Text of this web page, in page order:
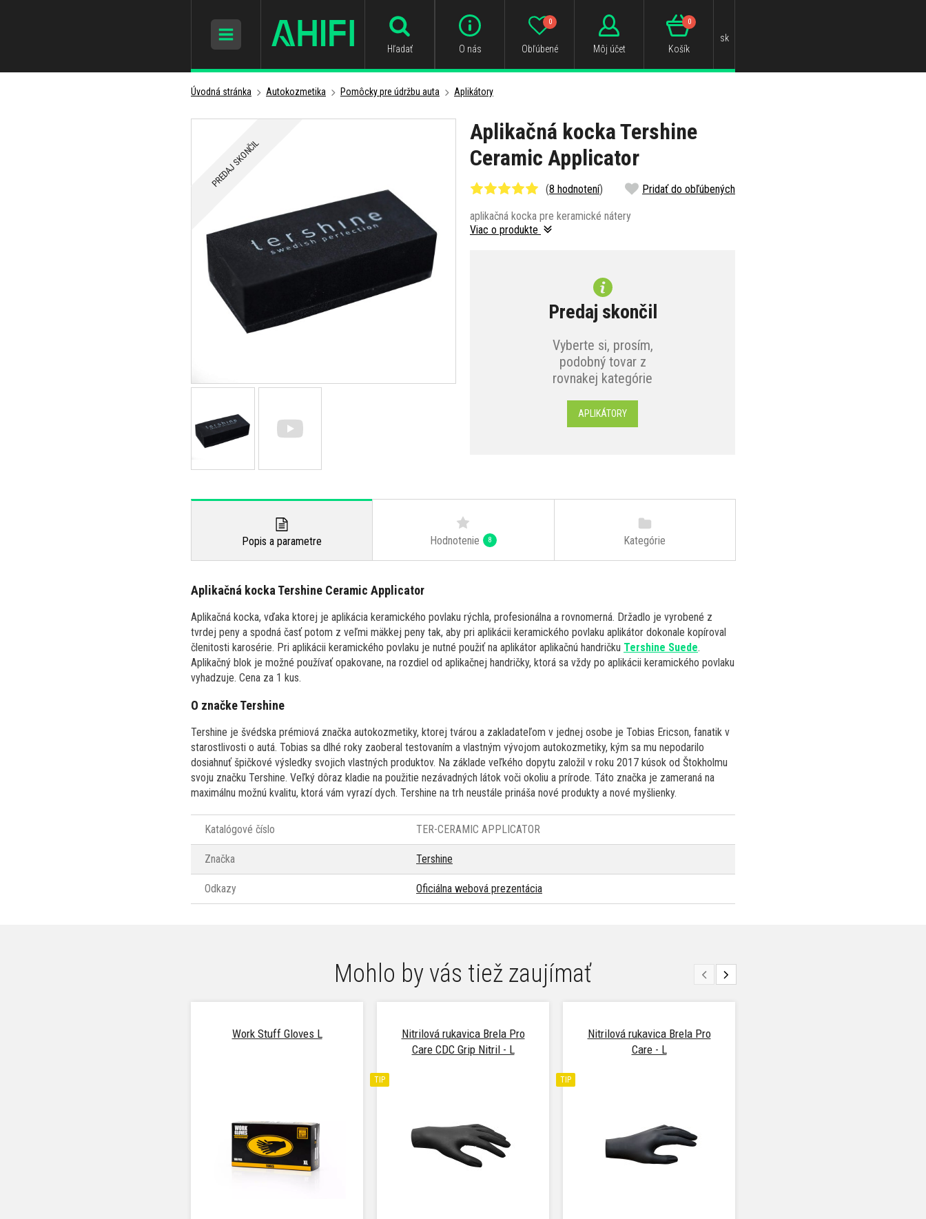
Hľadať O nás Obľúbené
0
Môj účet Košík
0
sk
Úvodná stránka Autokozmetika Pomôcky pre údržbu auta Aplikátory
Aplikačná kocka Tershine
Ceramic Applicator
(8 hodnotení) Pridať do obľúbených
aplikačná kocka pre keramické nátery
Viac o produkte
Predaj skončil
Vyberte si, prosím,
podobný tovar z
rovnakej kategórie
APLIKÁTORY
PREDAJ SKONČIL
Popis a parametre Hodnotenie 8 Kategórie
Aplikačná kocka Tershine Ceramic Applicator
Aplikačná kocka, vďaka ktorej je aplikácia keramického povlaku rýchla, profesionálna a rovnomerná. Držadlo je vyrobené z
tvrdej peny a spodná časť potom z veľmi mäkkej peny tak, aby pri aplikácii keramického povlaku aplikátor dokonale kopíroval
členitosti karosérie. Pri aplikácii keramického povlaku je nutné použiť na aplikátor aplikačnú handričku Tershine Suede.
Aplikačný blok je možné používať opakovane, na rozdiel od aplikačnej handričky, ktorá sa vždy po aplikácii keramického povlaku
vyhadzuje. Cena za 1 kus.
O značke Tershine
Tershine je švédska prémiová značka autokozmetiky, ktorej tvárou a zakladateľom v jednej osobe je Tobias Ericson, fanatik v
starostlivosti o autá. Tobias sa dlhé roky zaoberal testovaním a vlastným vývojom autokozmetiky, kým sa mu nepodarilo
dosiahnuť špičkové výsledky svojich vlastných produktov. Na základe veľkého dopytu založil v roku 2017 kúsok od Štokholmu
svoju značku Tershine. Veľký dôraz kladie na použitie nezávadných látok voči okoliu a prírode. Táto značka je zameraná na
maximálnu možnú kvalitu, ktorá vám vyrazí dych. Tershine na trh neustále prináša nové produkty a nové myšlienky.
Katalógové číslo TER-CERAMIC APPLICATOR
Značka Tershine
Odkazy Oficiálna webová prezentácia
Mohlo by vás tiež zaujímať
Work Stuff Gloves L
Nitrilová rukavica Brela Pro
Care CDC Grip Nitril - L
TIP
Nitrilová rukavica Brela Pro
Care - L
TIP